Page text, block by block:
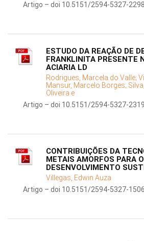
Artigo – doi 10.5151/2594-5327-
ESTUDO DA REAÇÃO DE
FRANKLINITA PRESENTE
ACIARIA LD
Rodrigues, Marcela do Valle;
Mansur, Marcelo Borges;
Oliveira e
Artigo – doi 10.5151/2594-5327-
CONTRIBUIÇÕES DA
METAIS AMORFOS PARA O
DESENVOLVIMENTO
Villegas, Edwin Auza
Artigo – doi 10.5151/2594-5327-